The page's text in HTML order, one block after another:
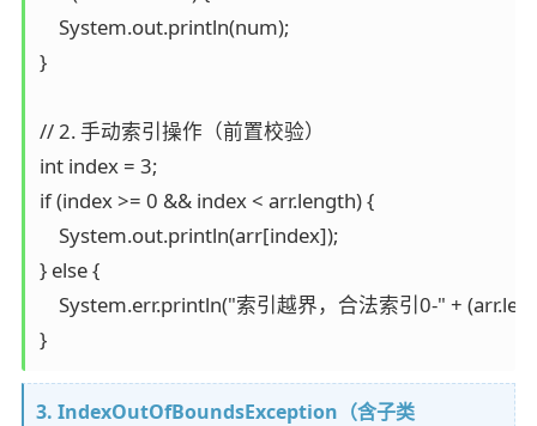
    System.out.println(num);
}
// 2. 手动索引操作（前置校验）
int index = 3;
if (index >= 0 && index < arr.length) {
    System.out.println(arr[index]);
} else {
System.err.println("索引越界，合法索引0-" +
}
3. IndexOutOfBoundsException（含子类